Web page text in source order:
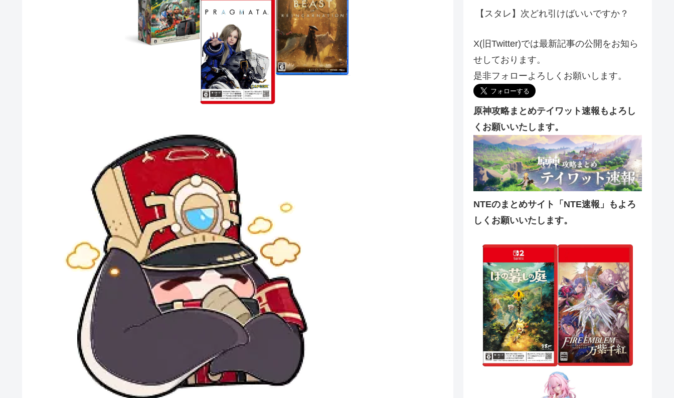
【スタレ】次どれ引けばいいですか？
X(旧Twitter)では最新記事の公開をお知ら
せしております。
是非フォローよろしくお願いします。
原神攻略まとめテイワット速報もよろし
くお願いいたします。
NTEのまとめサイト「NTE速報」もよろ
しくお願いいたします。